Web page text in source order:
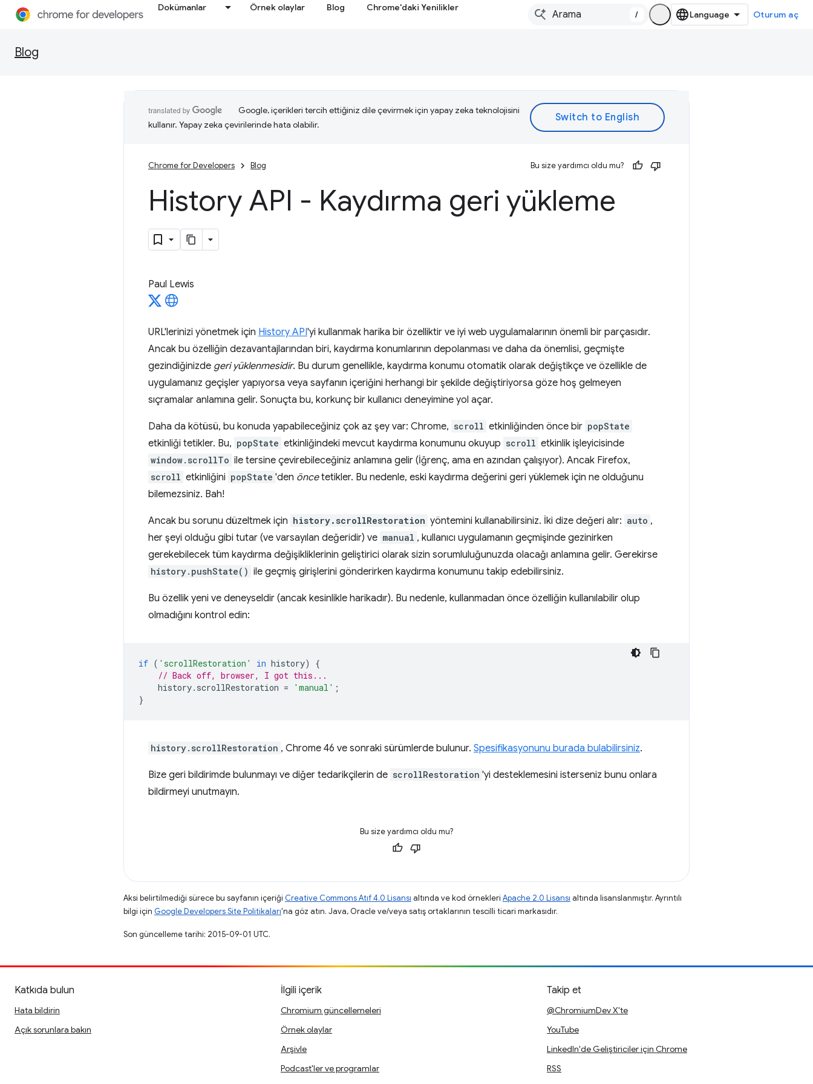
Dokümanlar Örnek olaylar Blog Chrome'daki Yenilikler
/ Oturum aç
Blog
Google, içerikleri tercih ettiğiniz dile çevirmek için yapay zeka teknolojisini
kullanır. Yapay zeka çevirilerinde hata olabilir.
Chrome for Developers Blog Bu size yardımcı oldu mu?
History API - Kaydırma geri yükleme
Paul Lewis
URL'lerinizi yönetmek için History API'yi kullanmak harika bir özelliktir ve iyi web uygulamalarının önemli bir parçasıdır.
Ancak bu özelliğin dezavantajlarından biri, kaydırma konumlarının depolanması ve daha da önemlisi, geçmişte
gezindiğinizde geri yüklenmesidir. Bu durum genellikle, kaydırma konumu otomatik olarak değiştikçe ve özellikle de
uygulamanız geçişler yapıyorsa veya sayfanın içeriğini herhangi bir şekilde değiştiriyorsa göze hoş gelmeyen
sıçramalar anlamına gelir. Sonuçta bu, korkunç bir kullanıcı deneyimine yol açar.
Daha da kötüsü, bu konuda yapabileceğiniz çok az şey var: Chrome, scroll etkinliğinden önce bir popState
etkinliği tetikler. Bu, popState etkinliğindeki mevcut kaydırma konumunu okuyup scroll etkinlik işleyicisinde
window.scrollTo ile tersine çevirebileceğiniz anlamına gelir (İğrenç, ama en azından çalışıyor). Ancak Firefox,
scroll etkinliğini popState 'den öncetetikler. Bu nedenle, eski kaydırma değerini geri yüklemek için ne olduğunu
bilemezsiniz. Bah!
Ancak bu sorunu düzeltmek için history.scrollRestoration yöntemini kullanabilirsiniz. İki dize değeri alır: auto ,
her şeyi olduğu gibi tutar (ve varsayılan değeridir) ve manual , kullanıcı uygulamanın geçmişinde gezinirken
gerekebilecek tüm kaydırma değişikliklerinin geliştirici olarak sizin sorumluluğunuzda olacağı anlamına gelir. Gerekirse
history.pushState() ile geçmiş girişlerini gönderirken kaydırma konumunu takip edebilirsiniz.
Bu özellik yeni ve deneyseldir (ancak kesinlikle harikadır). Bu nedenle, kullanmadan önce özelliğin kullanılabilir olup
olmadığını kontrol edin:
if ( 'scrollRestoration' in history)
{
// Back off, browser, I got this...
history. scrollRestoration = 'manual' ;
}
history.scrollRestoration , Chrome 46 ve sonraki sürümlerde bulunur. Spesifikasyonunu burada bulabilirsiniz.
Bize geri bildirimde bulunmayı ve diğer tedarikçilerin de scrollRestoration 'yi desteklemesini isterseniz bunu onlara
bildirmeyi unutmayın.
Bu size yardımcı oldu mu?
Aksi belirtilmediği sürece bu sayfanın içeriği Creative Commons Atıf 4.0 Lisansı altında ve kod örnekleri Apache 2.0 Lisansı altında lisanslanmıştır. Ayrıntılı
bilgi için Google Developers Site Politikaları'na göz atın. Java, Oracle ve/veya satış ortaklarının tescilli ticari markasıdır.
Son güncelleme tarihi: 2015-09-01 UTC.
Katkıda bulun
Hata bildirin
Açık sorunlara bakın
İlgili içerik
Chromium güncellemeleri
Örnek olaylar
Arşivle
Podcast'ler ve programlar
Takip et
@ChromiumDev X'te
YouTube
LinkedIn'de Geliştiriciler için Chrome
RSS